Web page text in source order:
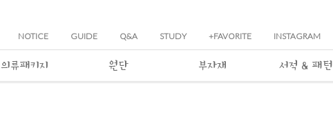
NOTICE GUIDE Q&A STUDY +FAVORITE INSTAGRAM
의류패키지 원단 부자재 서적 & 패턴